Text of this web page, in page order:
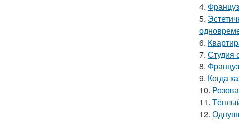
4.
5.
6.
7. Студия
8.
9. Когда
10.
11.
12.